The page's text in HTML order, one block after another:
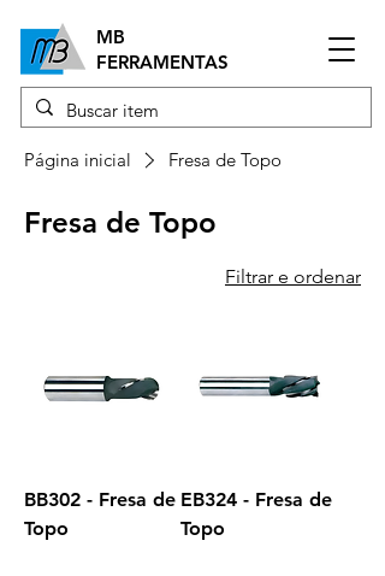
MB
FERRAMENTAS
Página inicial Fresa de Topo
Fresa de Topo
Filtrar e ordenar
BB302 - Fresa de
Topo
EB324 - Fresa de
Topo